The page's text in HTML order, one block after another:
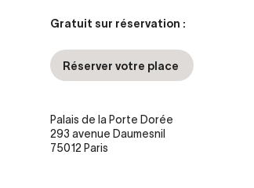
Gratuit sur réservation :
Réserver votre place
Palais de la Porte Dorée
293 avenue Daumesnil
75012 Paris